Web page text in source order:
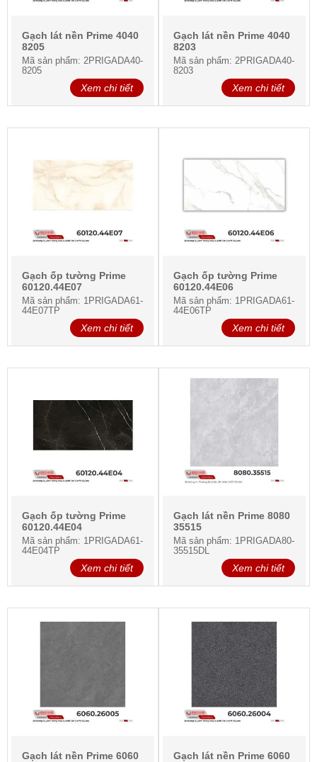
Gạch lát nền Prime 4040
8205
Mã sản phẩm: 2PRIGADA40-
8205
Xem chi tiết
Gạch lát nền Prime 4040
8203
Mã sản phẩm: 2PRIGADA40-
8203
Xem chi tiết
Gạch ốp tường Prime
60120.44E07
Mã sản phẩm: 1PRIGADA61-
44E07TP
Xem chi tiết
Gạch ốp tường Prime
60120.44E06
Mã sản phẩm: 1PRIGADA61-
44E06TP
Xem chi tiết
Gạch ốp tường Prime
60120.44E04
Mã sản phẩm: 1PRIGADA61-
44E04TP
Xem chi tiết
Gạch lát nền Prime 8080
35515
Mã sản phẩm: 1PRIGADA80-
35515DL
Xem chi tiết
Gạch lát nền Prime 6060
Gạch lát nền Prime 6060